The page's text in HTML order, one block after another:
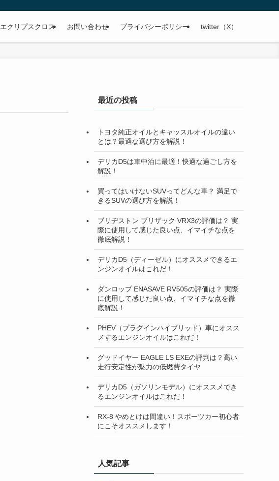
エクリプスクロス お問い合わせ プライバシーポリシー twitter（X）
最近の投稿
トヨタ純正オイルとキャッスルオイルの違い
とは？最適な選び方を解説！
デリカD5は車中泊に最適！快適な過ごし方を
解説！
買ってはいけないSUVってどんな車？ 満足で
きるSUVの選び方を解説！
ブリヂストン ブリザック VRX3の評価は？ 実
際に使用して感じた良い点、イマイチな点を
徹底解説！
デリカD5（ディーゼル）にオススメできるエ
ンジンオイルはこれだ！
ダンロップ ENASAVE RV505の評価は？ 実際
に使用して感じた良い点、イマイチな点を徹
底解説！
PHEV（プラグインハイブリッド）車にオスス
メするエンジンオイルはこれだ！
グッドイヤー EAGLE LS EXEの評判は？高い
走行安定性が魅力の低燃費タイヤ
デリカD5（ガソリンモデル）にオススメでき
るエンジンオイルはこれだ！
RX-8 やめとけは間違い！スポーツカー初心者
にこそオススメします！
人気記事